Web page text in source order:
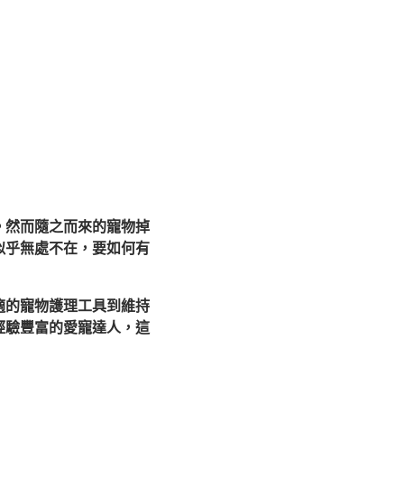
而隨之而來的寵物掉
無處不在，要如何有
寵物護理工具到維持
豐富的愛寵達人，這